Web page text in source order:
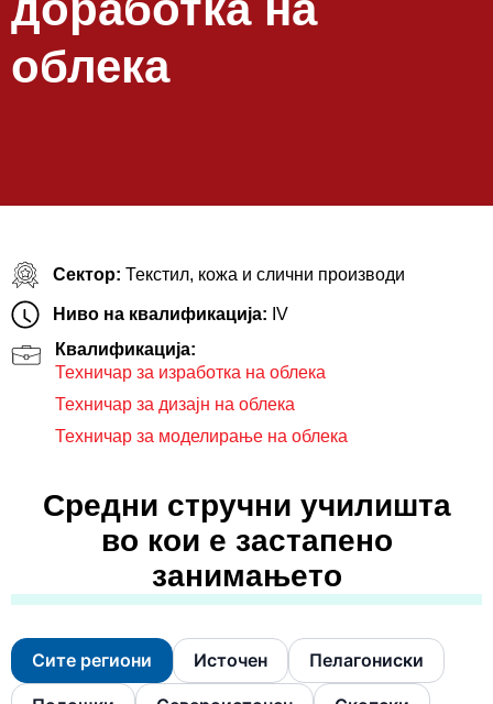
облека
Сектор: Текстил, кожа и слични производи
Ниво на квалификација: IV
Квалификација:
Техничар за изработка на облека
Техничар за дизајн на облека
Техничар за моделирaње на облека
Средни стручни училишта
во кои е застапено
занимањето
Сите региони Источен Пелагониски